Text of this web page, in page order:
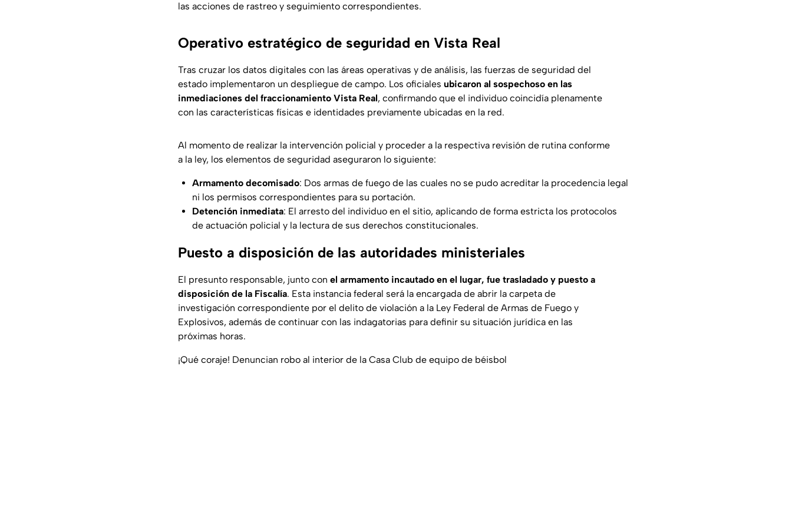
las acciones de rastreo y seguimiento correspondientes.
Operativo estratégico de seguridad en Vista Real
Tras cruzar los datos digitales con las áreas operativas y de análisis, las fuerzas de seguridad del
estado implementaron un despliegue de campo. Los oficiales ubicaron al sospechoso en las
inmediaciones del fraccionamiento Vista Real, confirmando que el individuo coincidía plenamente
con las características físicas e identidades previamente ubicadas en la red.
Al momento de realizar la intervención policial y proceder a la respectiva revisión de rutina conforme
a la ley, los elementos de seguridad aseguraron lo siguiente:
Armamento decomisado: Dos armas de fuego de las cuales no se pudo acreditar la procedencia legal
ni los permisos correspondientes para su portación.
Detención inmediata: El arresto del individuo en el sitio, aplicando de forma estricta los protocolos
de actuación policial y la lectura de sus derechos constitucionales.
Puesto a disposición de las autoridades ministeriales
El presunto responsable, junto con el armamento incautado en el lugar, fue trasladado y puesto a
disposición de la Fiscalía. Esta instancia federal será la encargada de abrir la carpeta de
investigación correspondiente por el delito de violación a la Ley Federal de Armas de Fuego y
Explosivos, además de continuar con las indagatorias para definir su situación jurídica en las
próximas horas.
¡Qué coraje! Denuncian robo al interior de la Casa Club de equipo de béisbol